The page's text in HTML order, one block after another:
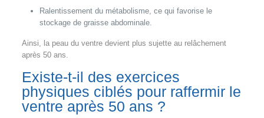
Ralentissement du métabolisme, ce qui favorise le
stockage de graisse abdominale.
Ainsi, la peau du ventre devient plus sujette au relâchement
après 50 ans.
Existe-t-il des exercices
physiques ciblés pour raffermir le
ventre après 50 ans ?